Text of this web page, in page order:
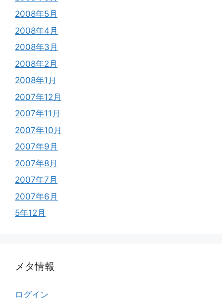
2008年5月
2008年4月
2008年3月
2008年2月
2008年1月
2007年12月
2007年11月
2007年10月
2007年9月
2007年8月
2007年7月
2007年6月
5年12月
メタ情報
ログイン